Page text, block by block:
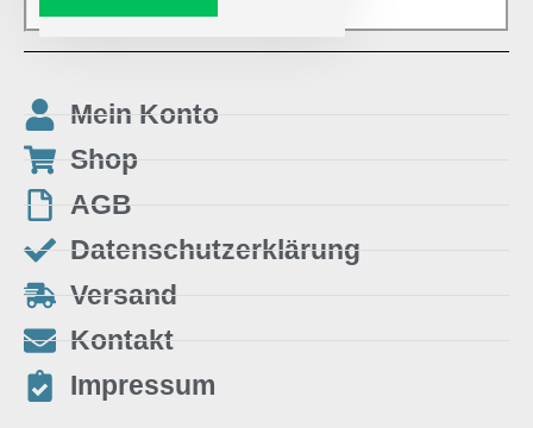
Mein Konto
Shop
AGB
Datenschutzerklärung
Versand
Kontakt
Impressum